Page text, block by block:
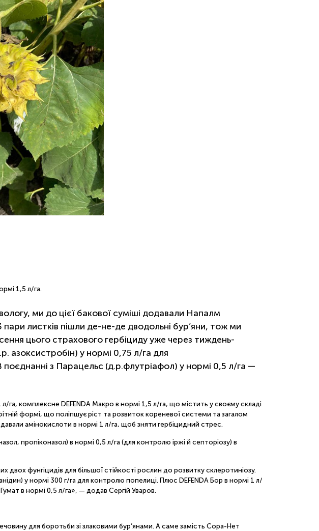
1,5 л/га.
ми до цієї бакової суміші додавали Напалм
листків пішли де-не-де дводольні бур’яни, тож ми
цього страхового гербіциду уже через тиждень-
азоксистробін) у нормі 0,75 л/га для
з Парацельс (д.р.флутріафол) у нормі 0,5 л/га —
га, комплексне DEFENDA Макро в нормі 1,5 л/га, що містить у своєму складі
формі, що поліпшує ріст та розвиток кореневої системи та загалом
амінокислоти в нормі 1 л/га, щоб зняти гербіцидний стрес.
пропіконазол) в нормі 0,5 л/га (для контролю іржі й септоріозу) в
фунгіцидів для більшої стійкості рослин до розвитку склеротиніозу.
у нормі 300 г/га для контролю попелиці. Плюс DEFENDA Бор в нормі 1 л/
в нормі 0,5 л/га», — додав Сергій Уваров.
для боротьби зі злаковими бур’янами. А саме замість Сора-Нет